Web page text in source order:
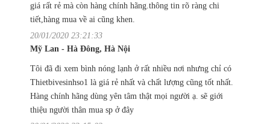
giá rất rẻ mà còn hàng chính hãng.thông tin rõ ràng chi
tiết,hàng mua về ai cũng khen.
20/01/2020 23:21:33
Mỹ Lan - Hà Đông, Hà Nội
Tôi đã đi xem bình nóng lạnh ở rất nhiều nơi nhưng chỉ có
Thietbivesinhso1 là giá rẻ nhất và chất lượng cũng tốt nhất.
Hàng chính hãng dùng yên tâm thật mọi người ạ. sẽ giới
thiệu người thân mua sp ở đây